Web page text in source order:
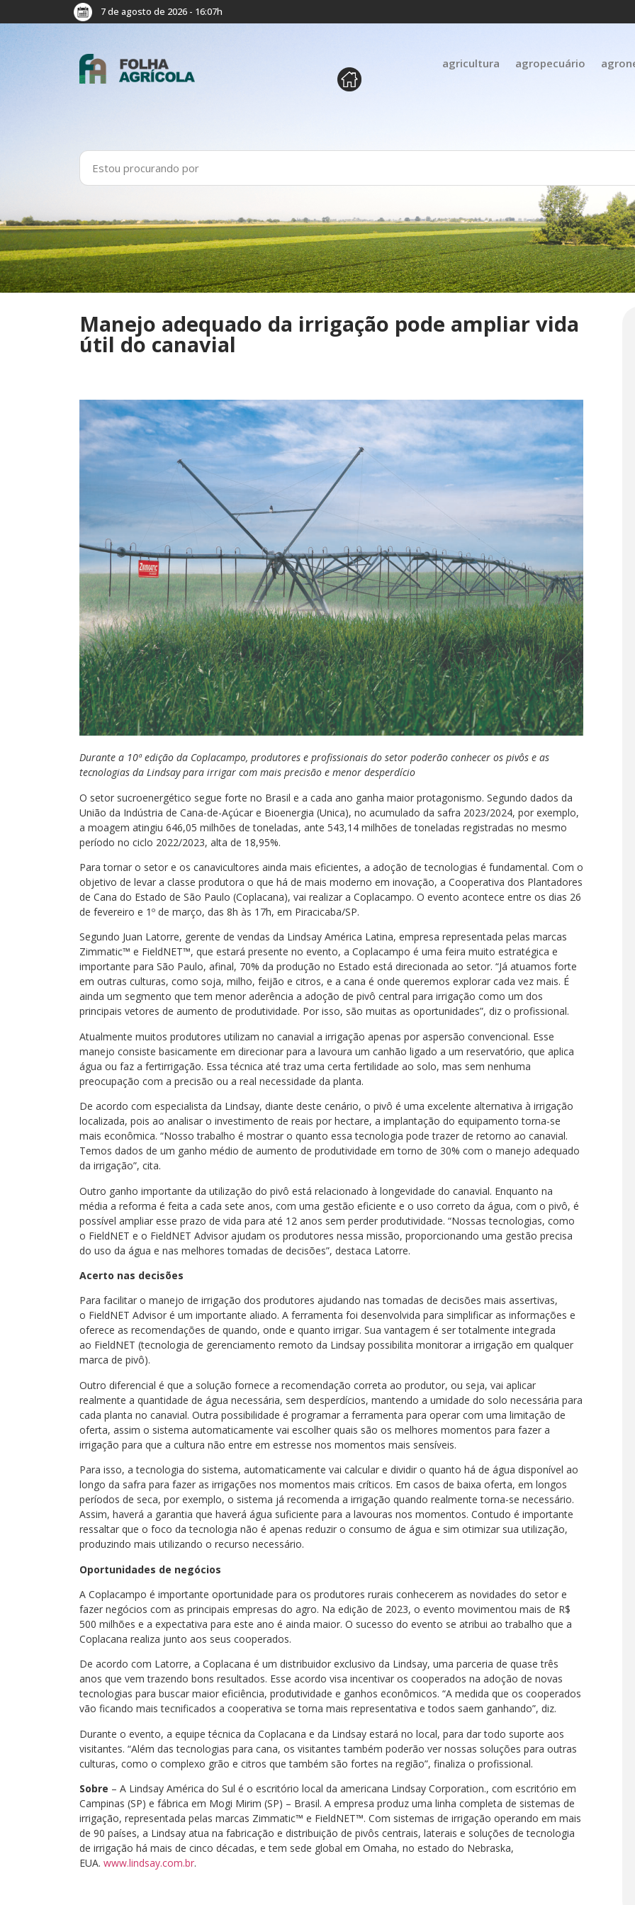
7 de agosto de 2026 - 16:07h
agricultura agropecuário
Manejo adequado da irrigação pode ampliar vida
útil do canavial
Durante a 10ª edição da Coplacampo, produtores e profissionais do setor poderão conhecer os pivôs e as
tecnologias da Lindsay para irrigar com mais precisão e menor desperdício
O setor sucroenergético segue forte no Brasil e a cada ano ganha maior protagonismo. Segundo dados da
União da Indústria de Cana-de-Açúcar e Bioenergia (Unica), no acumulado da safra 2023/2024, por exemplo,
a moagem atingiu 646,05 milhões de toneladas, ante 543,14 milhões de toneladas registradas no mesmo
período no ciclo 2022/2023, alta de 18,95%.
Para tornar o setor e os canavicultores ainda mais eficientes, a adoção de tecnologias é fundamental. Com o
objetivo de levar a classe produtora o que há de mais moderno em inovação, a Cooperativa dos Plantadores
de Cana do Estado de São Paulo (Coplacana), vai realizar a Coplacampo. O evento acontece entre os dias 26
de fevereiro e 1º de março, das 8h às 17h, em Piracicaba/SP.
Segundo Juan Latorre, gerente de vendas da Lindsay América Latina, empresa representada pelas marcas
Zimmatic™ e FieldNET™, que estará presente no evento, a Coplacampo é uma feira muito estratégica e
importante para São Paulo, afinal, 70% da produção no Estado está direcionada ao setor. “Já atuamos forte
em outras culturas, como soja, milho, feijão e citros, e a cana é onde queremos explorar cada vez mais. É
ainda um segmento que tem menor aderência a adoção de pivô central para irrigação como um dos
principais vetores de aumento de produtividade. Por isso, são muitas as oportunidades”, diz o profissional.
Atualmente muitos produtores utilizam no canavial a irrigação apenas por aspersão convencional. Esse
manejo consiste basicamente em direcionar para a lavoura um canhão ligado a um reservatório, que aplica
água ou faz a fertirrigação. Essa técnica até traz uma certa fertilidade ao solo, mas sem nenhuma
preocupação com a precisão ou a real necessidade da planta.
De acordo com especialista da Lindsay, diante deste cenário, o pivô é uma excelente alternativa à irrigação
localizada, pois ao analisar o investimento de reais por hectare, a implantação do equipamento torna-se
mais econômica. “Nosso trabalho é mostrar o quanto essa tecnologia pode trazer de retorno ao canavial.
Temos dados de um ganho médio de aumento de produtividade em torno de 30% com o manejo adequado
da irrigação”, cita.
Outro ganho importante da utilização do pivô está relacionado à longevidade do canavial. Enquanto na
média a reforma é feita a cada sete anos, com uma gestão eficiente e o uso correto da água, com o pivô, é
possível ampliar esse prazo de vida para até 12 anos sem perder produtividade. “Nossas tecnologias, como
o FieldNET e o FieldNET Advisor ajudam os produtores nessa missão, proporcionando uma gestão precisa
do uso da água e nas melhores tomadas de decisões”, destaca Latorre.
Acerto nas decisões
Para facilitar o manejo de irrigação dos produtores ajudando nas tomadas de decisões mais assertivas,
o FieldNET Advisor é um importante aliado. A ferramenta foi desenvolvida para simplificar as informações e
oferece as recomendações de quando, onde e quanto irrigar. Sua vantagem é ser totalmente integrada
ao FieldNET (tecnologia de gerenciamento remoto da Lindsay possibilita monitorar a irrigação em qualquer
marca de pivô).
Outro diferencial é que a solução fornece a recomendação correta ao produtor, ou seja, vai aplicar
realmente a quantidade de água necessária, sem desperdícios, mantendo a umidade do solo necessária para
cada planta no canavial. Outra possibilidade é programar a ferramenta para operar com uma limitação de
oferta, assim o sistema automaticamente vai escolher quais são os melhores momentos para fazer a
irrigação para que a cultura não entre em estresse nos momentos mais sensíveis.
Para isso, a tecnologia do sistema, automaticamente vai calcular e dividir o quanto há de água disponível ao
longo da safra para fazer as irrigações nos momentos mais críticos. Em casos de baixa oferta, em longos
períodos de seca, por exemplo, o sistema já recomenda a irrigação quando realmente torna-se necessário.
Assim, haverá a garantia que haverá água suficiente para a lavouras nos momentos. Contudo é importante
ressaltar que o foco da tecnologia não é apenas reduzir o consumo de água e sim otimizar sua utilização,
produzindo mais utilizando o recurso necessário.
Oportunidades de negócios
A Coplacampo é importante oportunidade para os produtores rurais conhecerem as novidades do setor e
fazer negócios com as principais empresas do agro. Na edição de 2023, o evento movimentou mais de R$
500 milhões e a expectativa para este ano é ainda maior. O sucesso do evento se atribui ao trabalho que a
Coplacana realiza junto aos seus cooperados.
De acordo com Latorre, a Coplacana é um distribuidor exclusivo da Lindsay, uma parceria de quase três
anos que vem trazendo bons resultados. Esse acordo visa incentivar os cooperados na adoção de novas
tecnologias para buscar maior eficiência, produtividade e ganhos econômicos. “A medida que os cooperados
vão ficando mais tecnificados a cooperativa se torna mais representativa e todos saem ganhando”, diz.
Durante o evento, a equipe técnica da Coplacana e da Lindsay estará no local, para dar todo suporte aos
visitantes. “Além das tecnologias para cana, os visitantes também poderão ver nossas soluções para outras
culturas, como o complexo grão e citros que também são fortes na região”, finaliza o profissional.
Sobre – A Lindsay América do Sul é o escritório local da americana Lindsay Corporation., com escritório em
Campinas (SP) e fábrica em Mogi Mirim (SP) – Brasil. A empresa produz uma linha completa de sistemas de
irrigação, representada pelas marcas Zimmatic™ e FieldNET™. Com sistemas de irrigação operando em mais
de 90 países, a Lindsay atua na fabricação e distribuição de pivôs centrais, laterais e soluções de tecnologia
de irrigação há mais de cinco décadas, e tem sede global em Omaha, no estado do Nebraska,
EUA. www.lindsay.com.br.